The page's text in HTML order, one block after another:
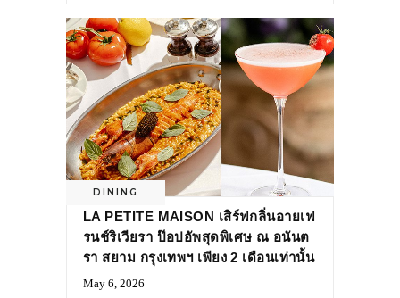
DINING
LA PETITE MAISON เสิร์ฟกลิ่นอายเฟ
รนช์ริเวียรา ป๊อปอัพสุดพิเศษ ณ อนันต
รา สยาม กรุงเทพฯ เพียง 2 เดือนเท่านั้น
May 6, 2026